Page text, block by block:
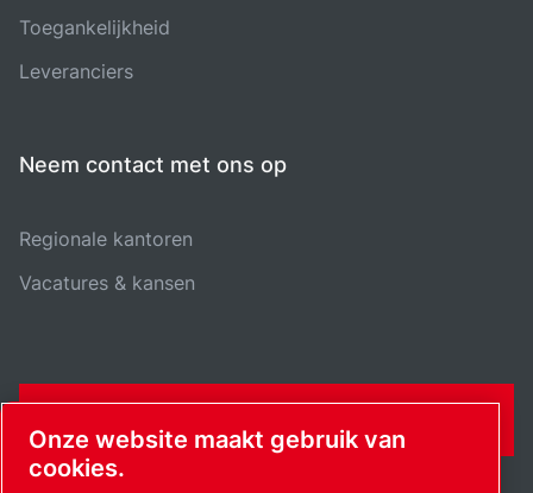
Toegankelijkheid
Leveranciers
Neem contact met ons op
Regionale kantoren
Vacatures & kansen
Onze website maakt gebruik van
cookies.